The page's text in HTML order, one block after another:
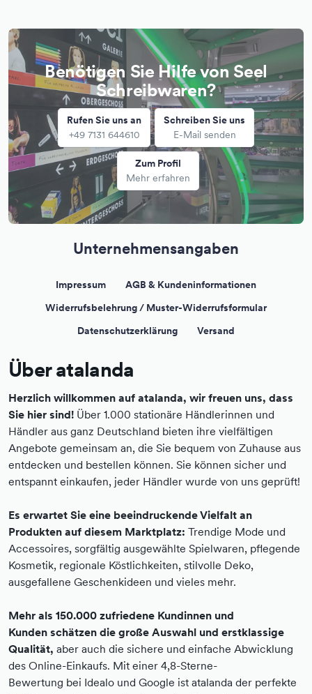
Benötigen Sie Hilfe von Seel
Schreibwaren?
Rufen Sie uns an
+49 7131 644610
Schreiben Sie uns
E-Mail senden
Zum Profil
Mehr erfahren
Unternehmensangaben
Impressum
AGB & Kundeninformationen
Widerrufsbelehrung / Muster-Widerrufsformular
Datenschutzerklärung
Versand
Über atalanda
Herzlich willkommen auf atalanda, wir freuen uns, dass
Sie hier sind! Über 1.000 stationäre Händlerinnen und
Händler aus ganz Deutschland bieten ihre vielfältigen
Angebote gemeinsam an, die Sie bequem von Zuhause aus
entdecken und bestellen können. Sie können sicher und
entspannt einkaufen, jeder Händler wurde von uns geprüft!
Es erwartet Sie eine beeindruckende Vielfalt an
Produkten auf diesem Marktplatz: Trendige Mode und
Accessoires, sorgfältig ausgewählte Spielwaren, pflegende
Kosmetik, regionale Köstlichkeiten, stilvolle Deko,
ausgefallene Geschenkideen und vieles mehr.
Mehr als 150.000 zufriedene Kundinnen und
Kunden schätzen die große Auswahl und erstklassige
Qualität, aber auch die sichere und einfache Abwicklung
des Online-Einkaufs. Mit einer 4,8-Sterne-
Bewertung bei Idealo und Google ist atalanda der perfekte